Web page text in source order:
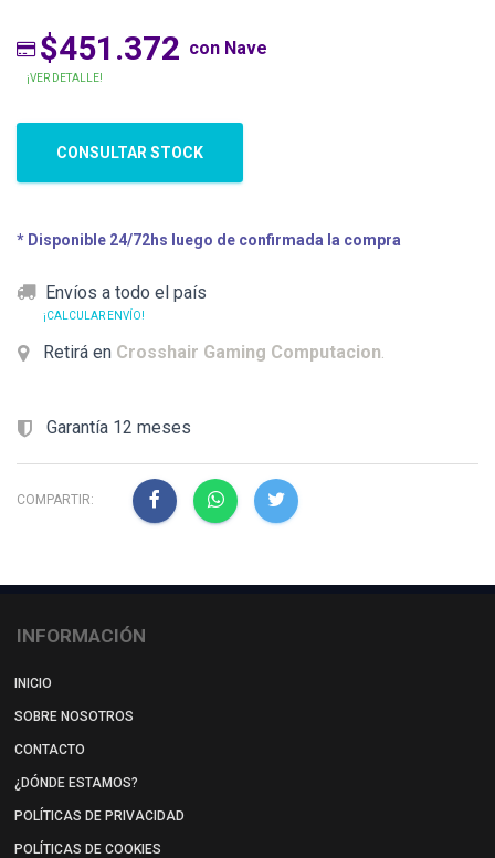
$451.372 con Nave
¡VER DETALLE!
CONSULTAR STOCK
* Disponible 24/72hs luego de confirmada la compra
Envíos a todo el país
¡CALCULAR ENVÍO!
Retirá en Crosshair Gaming Computacion.
Garantía 12 meses
COMPARTIR:
INFORMACIÓN
INICIO
SOBRE NOSOTROS
CONTACTO
¿DÓNDE ESTAMOS?
POLÍTICAS DE PRIVACIDAD
POLÍTICAS DE COOKIES